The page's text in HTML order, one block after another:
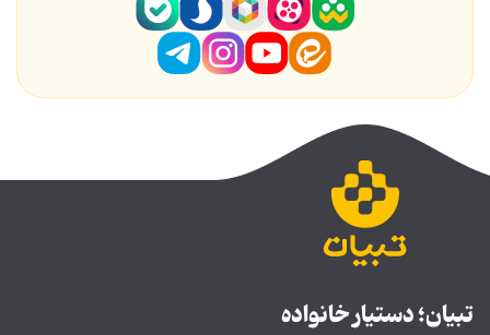
تبیان؛ دستیار خانواده